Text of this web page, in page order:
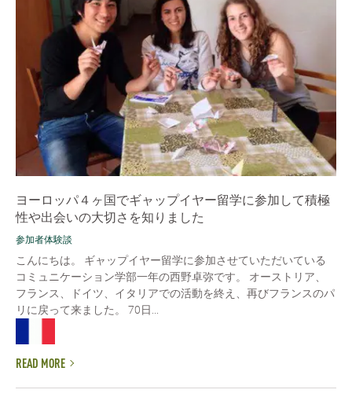
ヨーロッパ４ヶ国でギャップイヤー留学に参加して積極
性や出会いの大切さを知りました
参加者体験談
こんにちは。 ギャップイヤー留学に参加させていただいている
コミュニケーション学部一年の西野卓弥です。 オーストリア、
フランス、ドイツ、イタリアでの活動を終え、再びフランスのパ
リに戻って来ました。 70日...
READ MORE